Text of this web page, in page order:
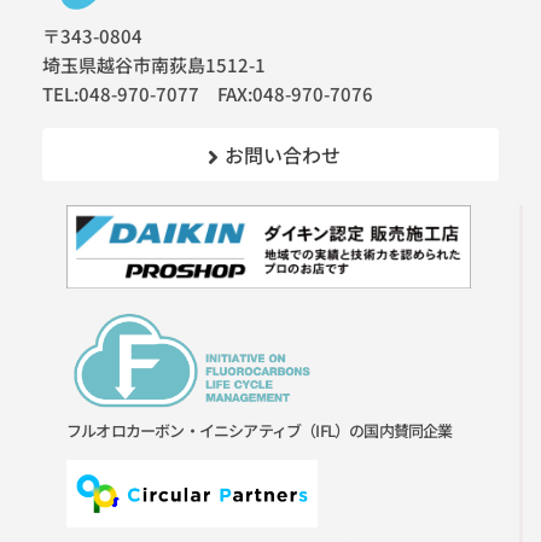
〒343-0804
埼玉県越谷市南荻島1512-1
TEL:048-970-7077 FAX:048-970-7076
お問い合わせ
フルオロカーボン・イニシアティブ（IFL）の国内賛同企業